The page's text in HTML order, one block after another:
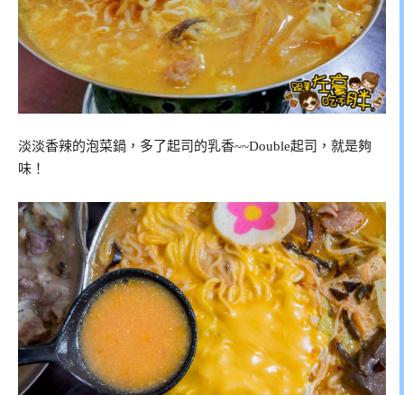
淡淡香辣的泡菜鍋，多了起司的乳香~~Double起司，就是夠
味！